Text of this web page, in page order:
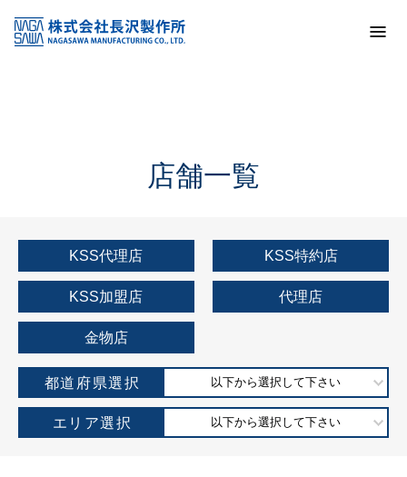
KSS加盟店・取扱店情報
店舗一覧
店舗一覧
KSS代理店 KSS特約店
KSS加盟店 代理店
金物店
都道府県選択 以下から選択して下さい
エリア選択 以下から選択して下さい